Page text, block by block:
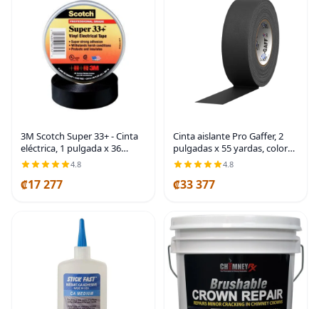
3M Scotch Super 33+ - Cinta
eléctrica, 1 pulgada x 36
yardas (108 pies), vinilo de
alta calidad para todo tipo de
clima, resistente a la
4.8
₡17 277
Cinta aislante Pro Gaffer, 2
pulgadas x 55 yardas, color
negro
4.8
₡33 377